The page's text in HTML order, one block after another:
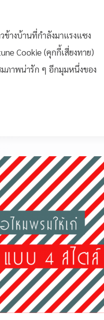
ข้างบ้านที่กำลังมาแรงแซง
Cookie (คุกกี้เสี่ยงทาย)
ภาพน่ารัก ๆ อีกมุมหนึ่งของ